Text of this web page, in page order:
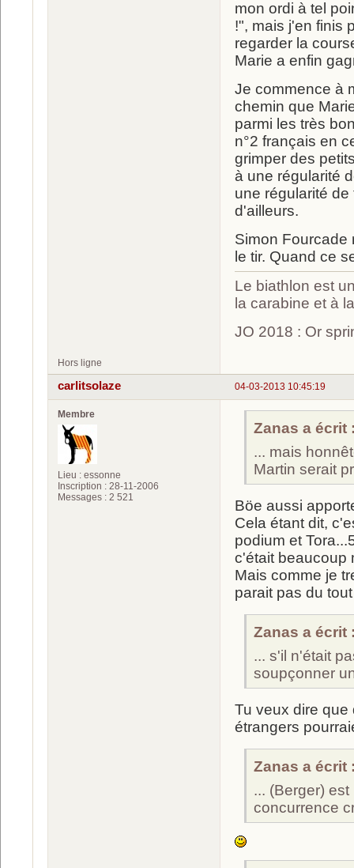
mon ordi à tel
!", mais j'en finis
regarder la
Marie a enfin
Je commence à
chemin que
parmi les très
n°2 français en
grimper des
à une régularité
une régularité
d'ailleurs.
Simon Fourcade
le tir. Quand ce
Le biathlon est
la carabine et à
JO 2018 : Or
Hors ligne
04-03-2013 10:45:19
carlitsolaze
Membre
Lieu : essonne
Inscription : 28-11-2006
Messages : 2 521
Zanas a écrit
... mais
Martin serait
Böe aussi
Cela étant dit,
podium et
c'était
Mais comme je
parait pas du
Zanas a écrit
... s'il n'était
soupçonner
Tu veux dire que
étrangers
Zanas a écrit
... (Berger)
concurrence